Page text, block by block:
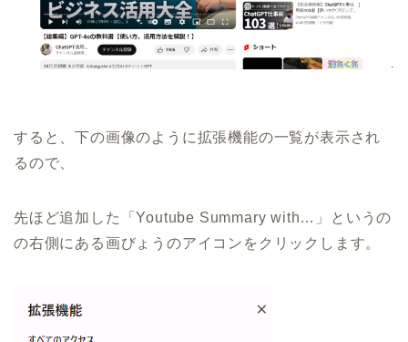
すると、下の画像のように拡張機能の一覧が表示され
るので、
先ほど追加した「Youtube Summary with…」というの
の右側にある画びょうのアイコンをクリックします。